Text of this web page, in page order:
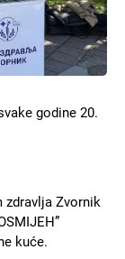
godine 20.
zdravlja Zvornik
kuće.